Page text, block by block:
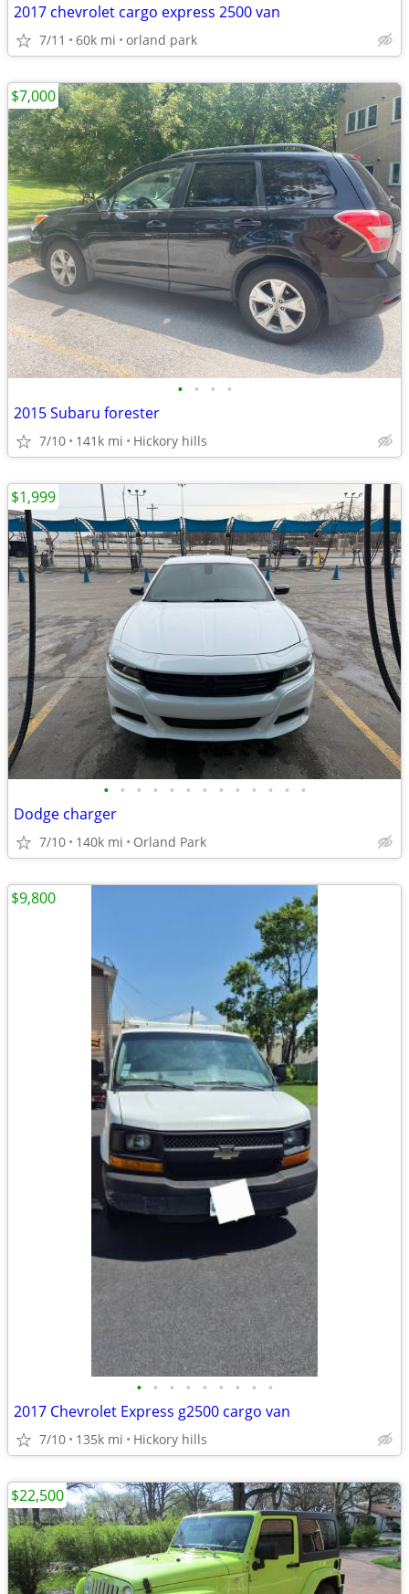
2017 chevrolet cargo express 2500 van
7/11 60k mi orland park
• • • •
2015 Subaru forester
7/10 141k mi Hickory hills
$7,000
• • • • • • • • • • • • •
Dodge charger
7/10 140k mi Orland Park
$1,999
• • • • • • • • •
2017 Chevrolet Express g2500 cargo van
7/10 135k mi Hickory hills
$9,800
$22,500